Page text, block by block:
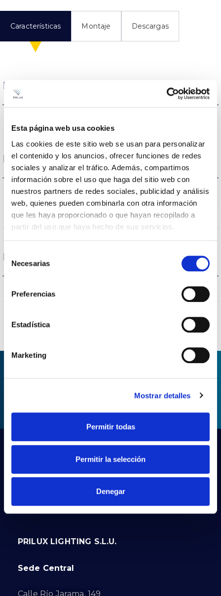
Esta página web usa cookies
Las cookies de este sitio web se usan para personalizar
el contenido y los anuncios, ofrecer funciones de redes
sociales y analizar el tráfico. Además, compartimos
información sobre el uso que haga del sitio web con
nuestros partners de redes sociales, publicidad y análisis
web, quienes pueden combinarla con otra información
que les haya proporcionado o que hayan recopilado a
partir del uso que haya hecho de sus servicios.
Selección
consentimiento
Necesarias
Preferencias
Estadística
Marketing
Mostrar detalles
Permitir todas
Permitir la selección
Denegar
Características Montaje Descargas
Datos eléctricos
Dimensiones y Montaje
Peso 45
Empalmable NO/NON/NÃO
Protección sobretensiones SI/YES/OUI/SIM
PRILUX LIGHTING S.L.U.
Sede Central
Calle Río Jarama, 149